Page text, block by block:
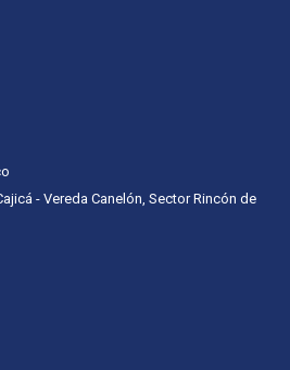
- Vereda Canelón, Sector Rincón de